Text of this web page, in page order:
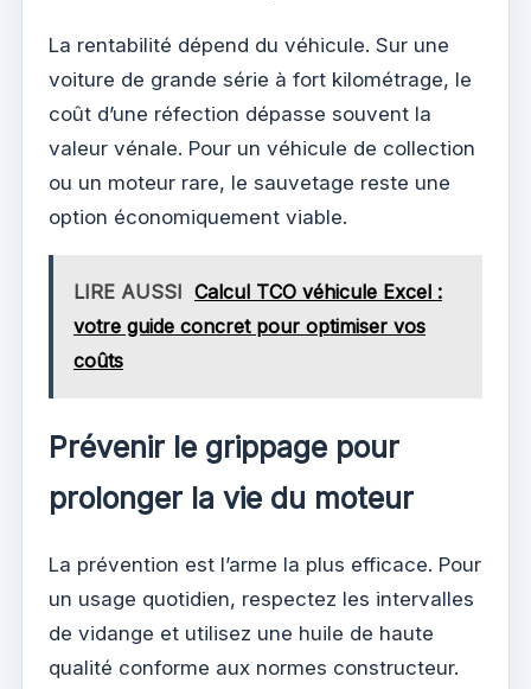
La rentabilité dépend du véhicule. Sur une
voiture de grande série à fort kilométrage, le
coût d’une réfection dépasse souvent la
valeur vénale. Pour un véhicule de collection
ou un moteur rare, le sauvetage reste une
option économiquement viable.
LIRE AUSSI Calcul TCO véhicule Excel :
votre guide concret pour optimiser vos
coûts
Prévenir le grippage pour
prolonger la vie du moteur
La prévention est l’arme la plus efficace. Pour
un usage quotidien, respectez les intervalles
de vidange et utilisez une huile de haute
qualité conforme aux normes constructeur.